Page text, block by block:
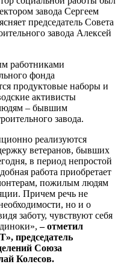
завода Сергеем
председатель Совета
завода Алексей
работниками
фонда
продуктовые наборы и
активисты
– бывшим
завода.
реализуются
ветеранов, бывших
в период непростой
работа приобретает
пожилым людям
Причем речь не
но и о
заботу, чувствуют себя
– отметил
председатель
Союза
Колесов.